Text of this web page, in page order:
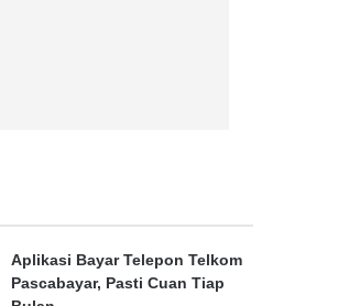
Aplikasi Bayar Telepon Telkom
Pascabayar, Pasti Cuan Tiap